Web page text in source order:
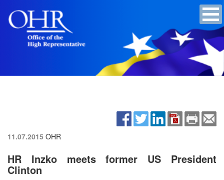
11.07.2015 OHR
HR Inzko meets former US President
Clinton